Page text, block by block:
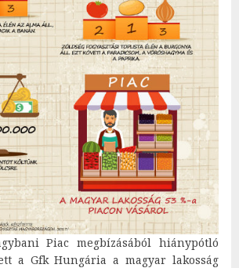
Piac megbízásából hiánypótló
a Gfk Hungária a magyar lakosság